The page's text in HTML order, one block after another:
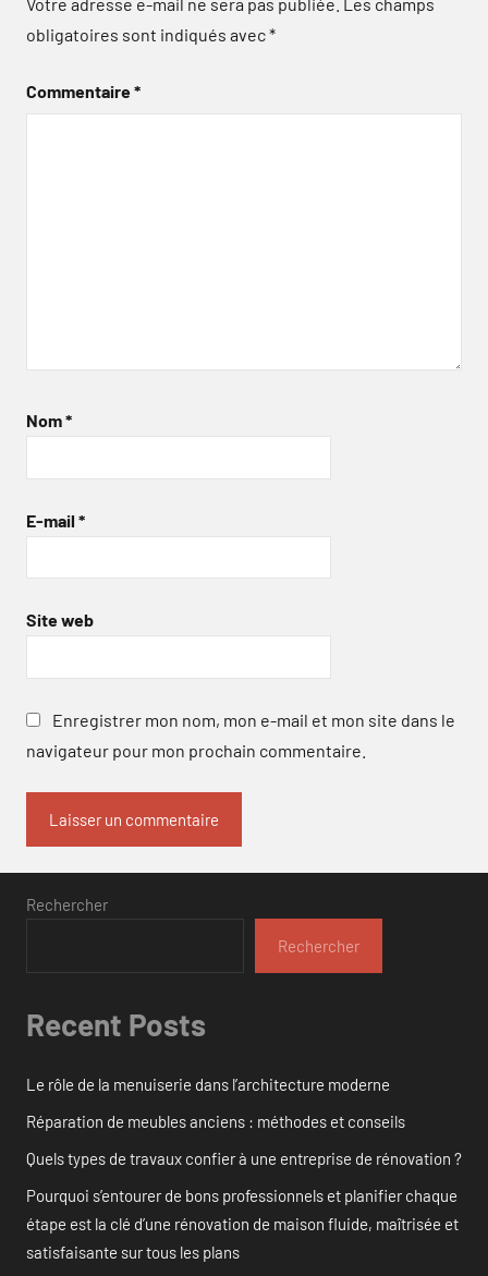
obligatoires sont indiqués avec*
Commentaire*
Nom*
E-mail *
Site web
Enregistrer mon nom, mon e-mail et mon site dans le
navigateur pour mon prochain commentaire.
Rechercher
Rechercher
Recent Posts
Le rôle de la menuiserie dans l’architecture moderne
Réparation de meubles anciens : méthodes et conseils
Quels types de travaux confier à une entreprise de rénovation ?
Pourquoi s’entourer de bons professionnels et planifier chaque
étape est la clé d’une rénovation de maison fluide, maîtrisée et
satisfaisante sur tous les plans